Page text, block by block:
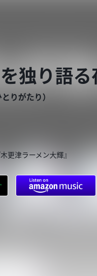
独り語る
りがたり）
更津ラーメン大輝』